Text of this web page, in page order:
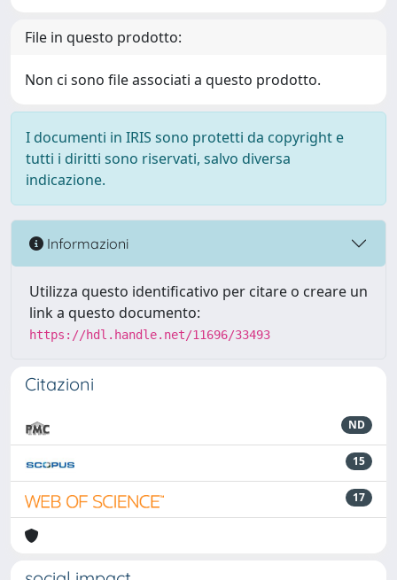
File in questo prodotto:
Non ci sono file associati a questo prodotto.
I documenti in IRIS sono protetti da copyright e
tutti i diritti sono riservati, salvo diversa
indicazione.
Informazioni
Utilizza questo identificativo per citare o creare un
link a questo documento:
https://hdl.handle.net/11696/33493
Citazioni
ND
15
17